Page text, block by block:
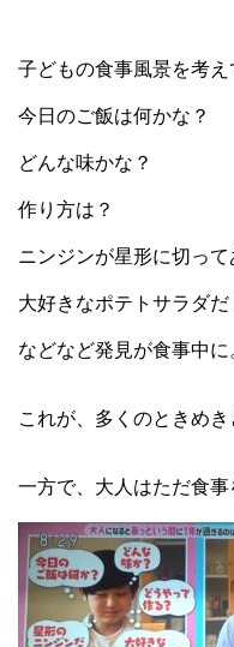
子どもの食事風景を考え
今日のご飯は何かな？
どんな味かな？
作り方は？
ニンジンが星形に切って
大好きなポテトサラダだ
などなど発見が食事中に
これが、多くのときめき
一方で、大人はただ食事